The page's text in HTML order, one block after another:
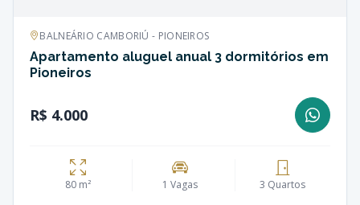
BALNEÁRIO CAMBORIÚ - PIONEIROS
Apartamento aluguel anual 3 dormitórios em
Pioneiros
R$ 4.000
80 m² 1 Vagas 3 Quartos